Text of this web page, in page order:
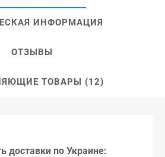
ИНФОРМАЦИЯ
ОТЗЫВЫ
ТОВАРЫ (12)
доставки по Украине: